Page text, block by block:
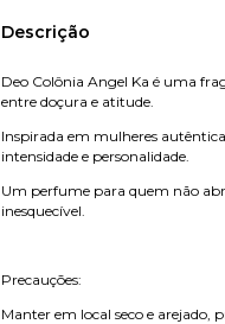
Descrição
Deo Colônia Angel Ka é uma
entre doçura e atitude.
Inspirada em mulheres
intensidade e personalidade.
Um perfume para quem não
inesquecível.
Precauções:
Manter em local seco e arejado,